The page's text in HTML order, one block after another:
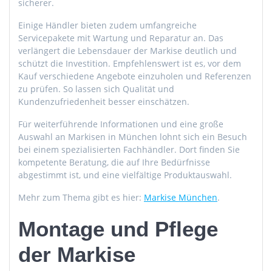
sicherer.
Einige Händler bieten zudem umfangreiche
Servicepakete mit Wartung und Reparatur an. Das
verlängert die Lebensdauer der Markise deutlich und
schützt die Investition. Empfehlenswert ist es, vor dem
Kauf verschiedene Angebote einzuholen und Referenzen
zu prüfen. So lassen sich Qualität und
Kundenzufriedenheit besser einschätzen.
Für weiterführende Informationen und eine große
Auswahl an Markisen in München lohnt sich ein Besuch
bei einem spezialisierten Fachhändler. Dort finden Sie
kompetente Beratung, die auf Ihre Bedürfnisse
abgestimmt ist, und eine vielfältige Produktauswahl.
Mehr zum Thema gibt es hier: Markise München.
Montage und Pflege
der Markise